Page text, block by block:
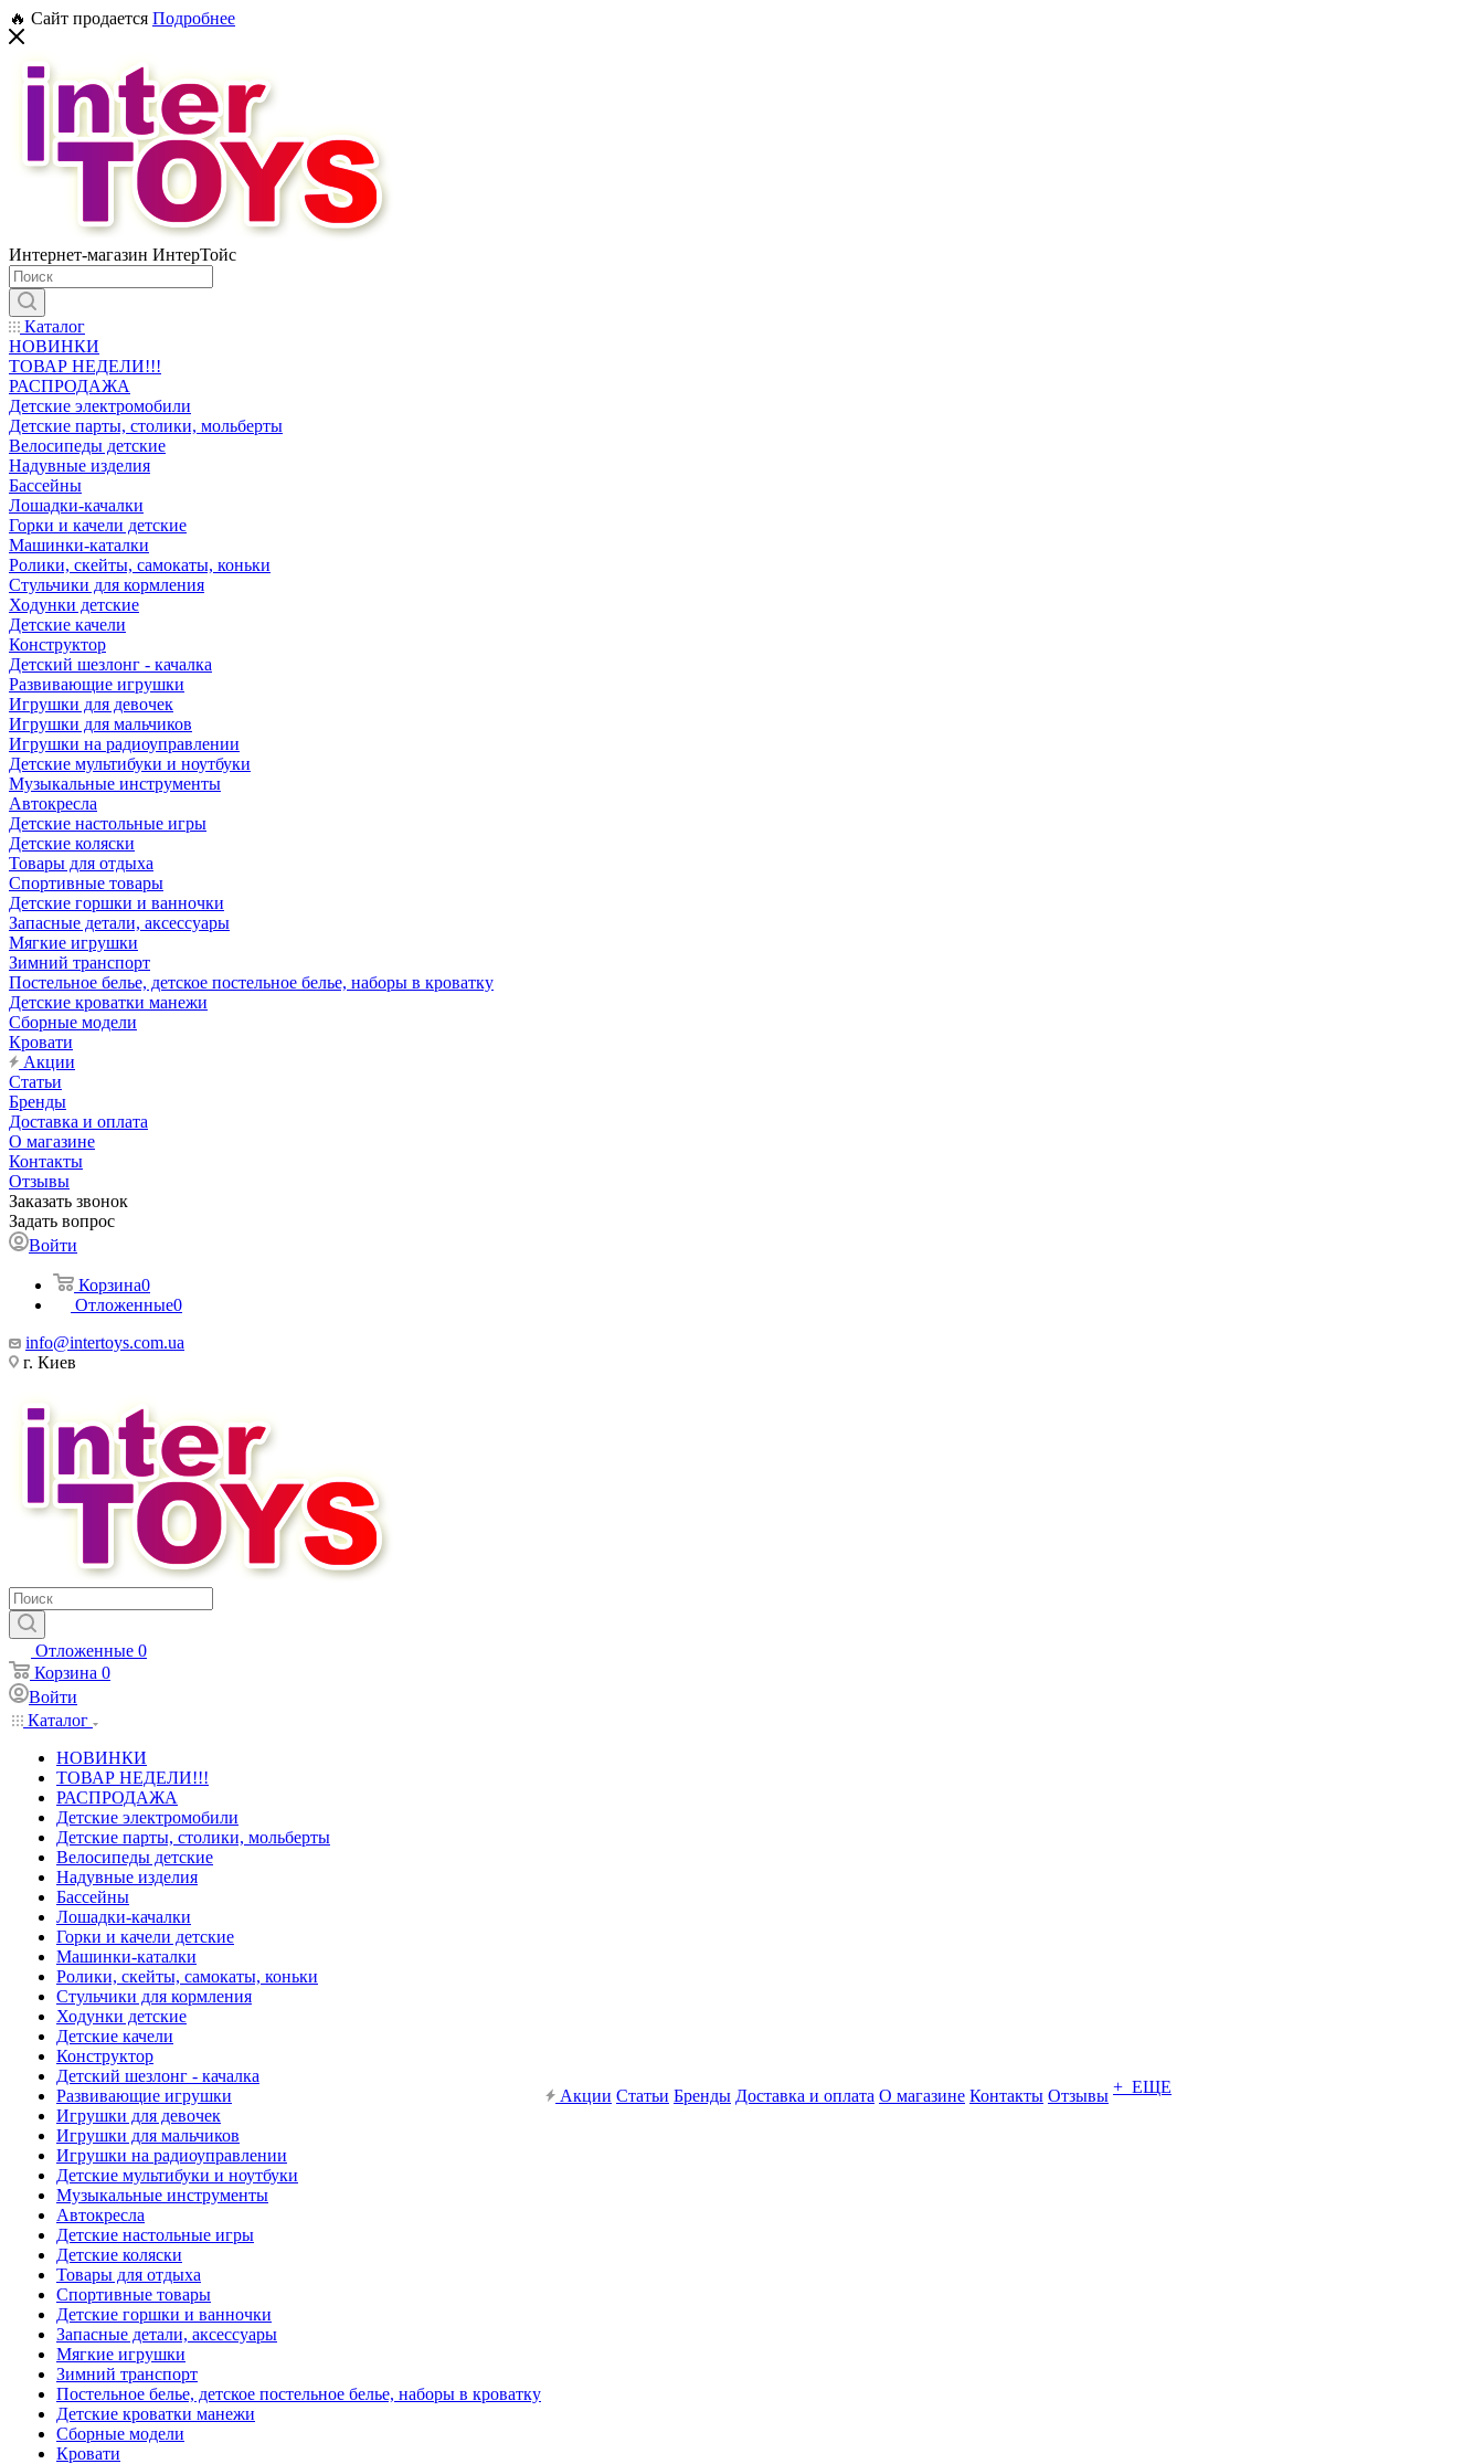
🔥 Сайт продается Подробнее
Интернет-магазин ИнтерТойс
Каталог
НОВИНКИ
ТОВАР НЕДЕЛИ!!!
РАСПРОДАЖА
Детские электромобили
Детские парты, столики, мольберты
Велосипеды детские
Надувные изделия
Бассейны
Лошадки-качалки
Горки и качели детские
Машинки-каталки
Ролики, скейты, самокаты, коньки
Стульчики для кормления
Ходунки детские
Детские качели
Конструктор
Детский шезлонг - качалка
Развивающие игрушки
Игрушки для девочек
Игрушки для мальчиков
Игрушки на радиоуправлении
Детские мультибуки и ноутбуки
Музыкальные инструменты
Автокресла
Детские настольные игры
Детские коляски
Товары для отдыха
Спортивные товары
Детские горшки и ванночки
Запасные детали, аксессуары
Мягкие игрушки
Зимний транспорт
Постельное белье, детское постельное белье, наборы в кроватку
Детские кроватки манежи
Сборные модели
Кровати
Акции
Статьи
Бренды
Доставка и оплата
О магазине
Контакты
Отзывы
Заказать звонок
Задать вопрос
Войти
Корзина0
Отложенные0
info@intertoys.com.ua
г. Киев
Отложенные 0
Корзина 0
Войти
Каталог
НОВИНКИ
ТОВАР НЕДЕЛИ!!!
РАСПРОДАЖА
Детские электромобили
Детские парты, столики, мольберты
Велосипеды детские
Надувные изделия
Бассейны
Лошадки-качалки
Горки и качели детские
Машинки-каталки
Ролики, скейты, самокаты, коньки
Стульчики для кормления
Ходунки детские
Детские качели
Конструктор
Детский шезлонг - качалка
Развивающие игрушки
Игрушки для девочек
Игрушки для мальчиков
Игрушки на радиоуправлении
Детские мультибуки и ноутбуки
Музыкальные инструменты
Автокресла
Детские настольные игры
Детские коляски
Товары для отдыха
Спортивные товары
Детские горшки и ванночки
Запасные детали, аксессуары
Мягкие игрушки
Зимний транспорт
Постельное белье, детское постельное белье, наборы в кроватку
Детские кроватки манежи
Сборные модели
Кровати
Акции Статьи Бренды Доставка и оплата О магазине Контакты Отзывы + ЕЩЕ